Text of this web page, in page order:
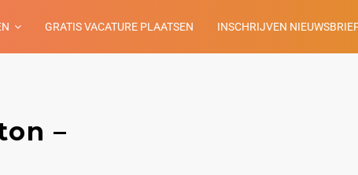
GRATIS VACATURE PLAATSEN INSCHRIJVEN
–